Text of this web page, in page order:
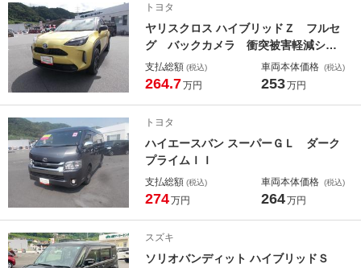
トヨタ
ヤリスクロス ハイブリッドＺ フルセ
グ バックカメラ 衝突被害軽減シス
テム ＥＴＣ ドラレコ ＬＥＤヘッ
ドランプ ワンオーナー
支払総額 (税込)
264.7万円
車両本体価格 (税込)
253万円
トヨタ
ハイエースバン スーパーＧＬ ダーク
プライムＩＩ
支払総額 (税込)
274万円
車両本体価格 (税込)
264万円
スズキ
ソリオバンディット ハイブリッドＳ